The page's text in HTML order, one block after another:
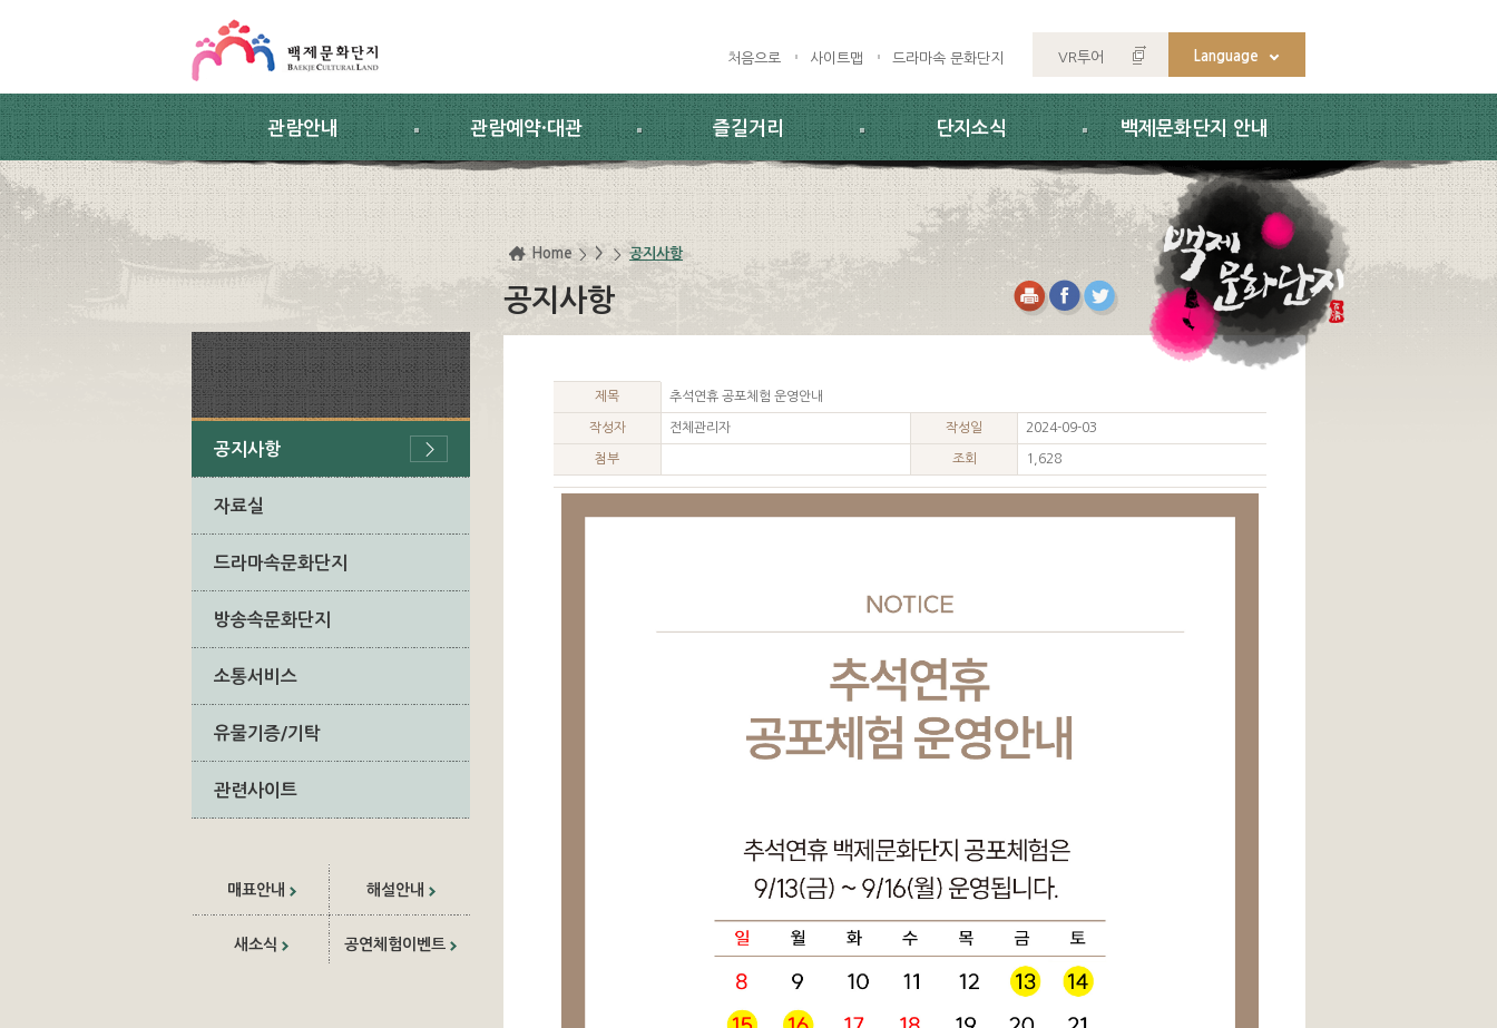
처음으로 사이트맵 드라마속 문화단지 VR투어 Language
관람안내 관람예약·대관 즐길거리 단지소식 백제문화단지 안내
공지사항
자료실
드라마속문화단지
방송속문화단지
소통서비스
유물기증/기탁
관련사이트
매표안내 해설안내
새소식 공연체험이벤트
Home > 공지사항
공지사항
제목 추석연휴 공포체험 운영안내
작성자 전체관리자 작성일 2024-09-03
첨부 조회 1,628